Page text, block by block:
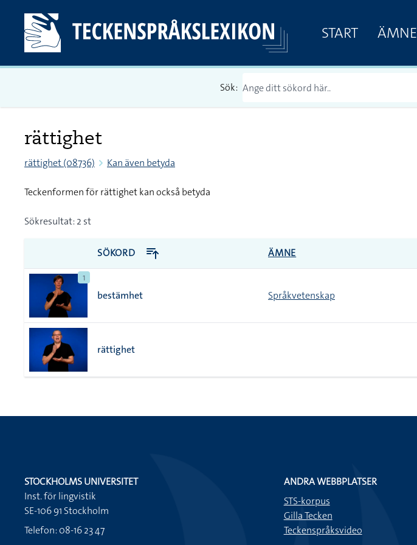
START ÄMNE
Sök:
rättighet
rättighet (08736) Kan även betyda
Teckenformen för rättighet kan också betyda
Sökresultat: 2 st
SÖKORD ÄMNE
1
bestämhet Språkvetenskap
rättighet
STOCKHOLMS UNIVERSITET
Inst. för lingvistik
SE-106 91 Stockholm
Telefon: 08-16 23 47
ANDRA WEBBPLATSER
STS-korpus
Gilla Tecken
Teckenspråksvideo